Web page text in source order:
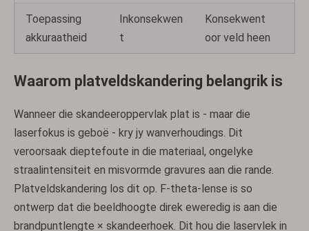
Toepassing
akkuraatheid
Inkonsekwen
t
Konsekwent
oor veld heen
Waarom platveldskandering belangrik is
Wanneer die skandeeroppervlak plat is - maar die
laserfokus is geboë - kry jy wanverhoudings. Dit
veroorsaak dieptefoute in die materiaal, ongelyke
straalintensiteit en misvormde gravures aan die rande.
Platveldskandering los dit op. F-theta-lense is so
ontwerp dat die beeldhoogte direk eweredig is aan die
brandpuntlengte × skandeerhoek. Dit hou die laservlek in